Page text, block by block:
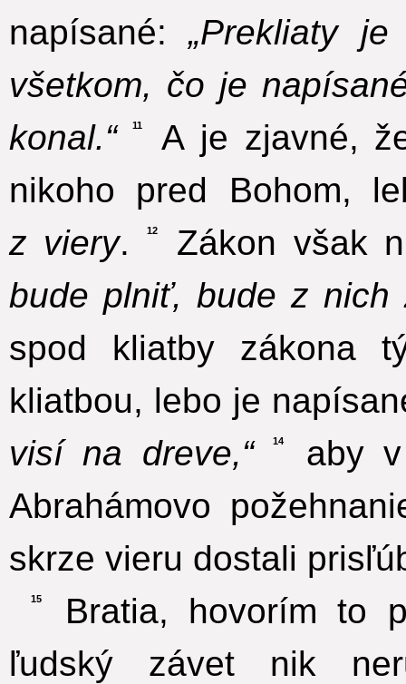
napísané:„Prekliaty
všetkom, čo je
konal.“
11
A je zjavné,
nikoho pred Bohom,
z viery. 12
Zákon však
bude plniť, bude z nich
spod kliatby zákona
kliatbou, lebo je
visí na dreve,“
14
aby
Abrahámovo
skrze vieru dostali
15
Bratia, hovorím to
ľudský závet nik